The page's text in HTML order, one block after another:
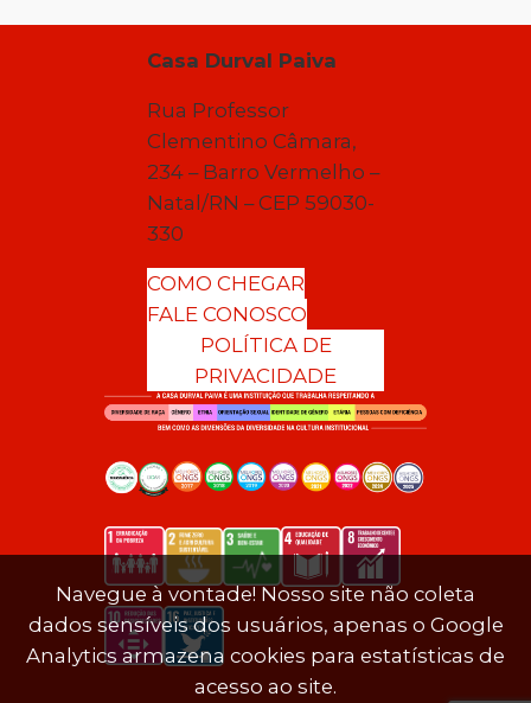
Casa Durval Paiva
Rua Professor
Clementino Câmara,
234 – Barro Vermelho –
Natal/RN – CEP 59030-
330
COMO CHEGAR
FALE CONOSCO
POLÍTICA DE
PRIVACIDADE
Navegue à vontade! Nosso site não coleta
dados sensíveis dos usuários, apenas o Google
Analytics armazena cookies para estatísticas de
acesso ao site.